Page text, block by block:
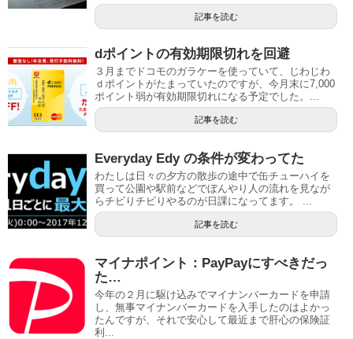
記事を読む
dポイントの有効期限切れを回避
３月までドコモのガラケーを使っていて、じわじわ
ｄポイントがたまっていたのですが、今月末に7,000
ポイント弱が有効期限切れになる予定でした。...
記事を読む
Everyday Edy の条件が変わってた
わたしは日々の夕方の散歩の途中で缶チューハイを
買って公園や駅前などでぼんやり人の流れを見なが
らチビりチビりやるのが日課になってます。 ...
記事を読む
マイナポイント：PayPayにすべきだっ
た…
今年の２月に駆け込みでマイナンバーカードを申請
し、無事マイナンバーカードを入手したのはよかっ
たんですが、それで安心して最近まで肝心の保険証
利...